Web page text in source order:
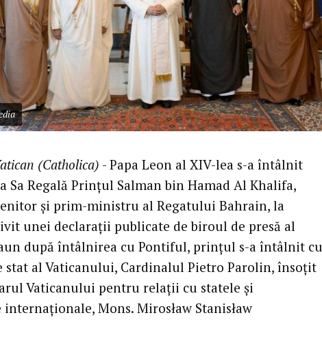
(Catholica) - Papa Leon al XIV-lea s-a întâlnit
Sa Regală Prințul Salman bin Hamad Al Khalifa,
și prim-ministru al Regatului Bahrain, la
unei declarații publicate de biroul de presă al
după întâlnirea cu Pontiful, prințul s-a întâlnit cu
stat al Vaticanului, Cardinalul Pietro Parolin, însoțit
Vaticanului pentru relații cu statele și
Mons. Mirosław Stanisław